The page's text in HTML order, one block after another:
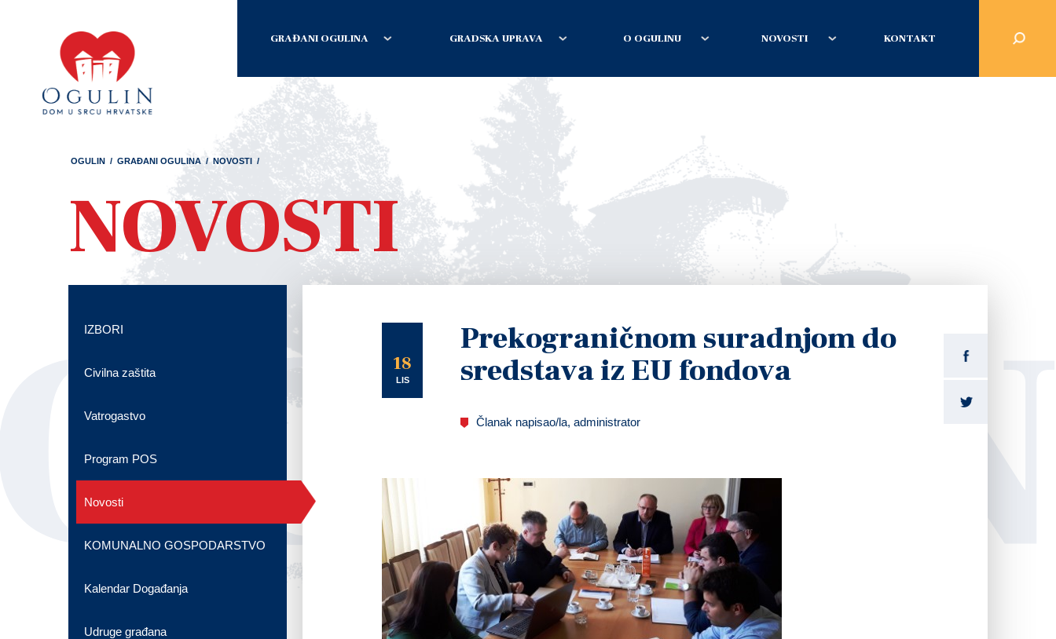
GRAĐANI OGULINA GRADSKA UPRAVA O OGULINU NOVOSTI KONTAKT
OGULIN / GRAĐANI OGULINA / NOVOSTI /
NOVOSTI
18
LIS
Prekograničnom suradnjom do
sredstava iz EU fondova
Članak napisao/la, administrator
IZBORI
Civilna zaštita
Vatrogastvo
Program POS
Novosti
KOMUNALNO GOSPODARSTVO
Kalendar Događanja
Udruge građana